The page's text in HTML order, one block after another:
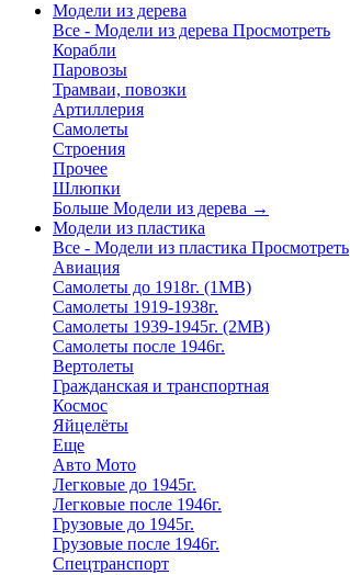
Модели из дерева
Все - Модели из дерева Просмотреть
Корабли
Паровозы
Трамваи, повозки
Артиллерия
Самолеты
Строения
Прочее
Шлюпки
Больше Модели из дерева →
Модели из пластика
Все - Модели из пластика Просмотреть
Авиация
Самолеты до 1918г. (1МВ)
Самолеты 1919-1938г.
Самолеты 1939-1945г. (2МВ)
Самолеты после 1946г.
Вертолеты
Гражданская и транспортная
Космос
Яйцелёты
Еще
Авто Мото
Легковые до 1945г.
Легковые после 1946г.
Грузовые до 1945г.
Грузовые после 1946г.
Спецтранспорт